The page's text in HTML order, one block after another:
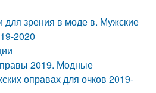
для зрения в моде в. Мужские
2020
2019. Модные
оправах для очков 2019-